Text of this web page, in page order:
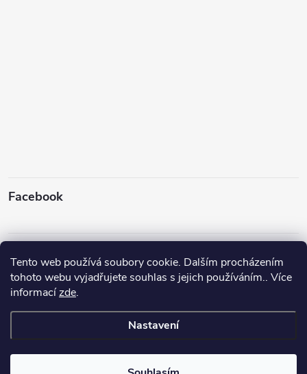
Tento web používá soubory cookie. Dalším procházením
tohoto webu vyjadřujete souhlas s jejich používáním.. Více
informacízde.
Nastavení
Facebook
Sledovat na Instagramu
cookies